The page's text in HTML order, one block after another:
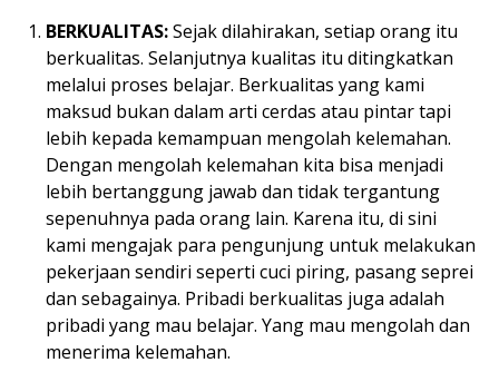
BERKUALITAS:Sejak dilahirakan, setiap orang itu
berkualitas. Selanjutnya kualitas itu ditingkatkan
melalui proses belajar. Berkualitas yang kami
maksud bukan dalam arti cerdas atau pintar tapi
lebih kepada kemampuan mengolah kelemahan.
Dengan mengolah kelemahan kita bisa menjadi
lebih bertanggung jawab dan tidak tergantung
sepenuhnya pada orang lain. Karena itu, di sini
kami mengajak para pengunjung untuk melakukan
pekerjaan sendiri seperti cuci piring, pasang seprei
dan sebagainya. Pribadi berkualitas juga adalah
pribadi yang mau belajar. Yang mau mengolah dan
menerima kelemahan.